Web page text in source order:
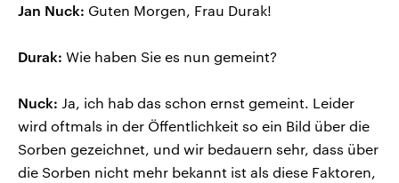
Jan Nuck: Guten Morgen, Frau Durak!
Durak: Wie haben Sie es nun gemeint?
Nuck: Ja, ich hab das schon ernst gemeint. Leider
wird oftmals in der Öffentlichkeit so ein Bild über die
Sorben gezeichnet, und wir bedauern sehr, dass über
die Sorben nicht mehr bekannt ist als diese Faktoren,